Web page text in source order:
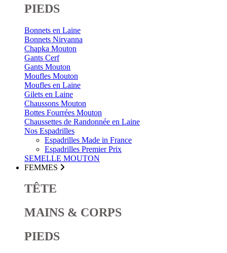
PIEDS
Bonnets en Laine
Bonnets Nirvanna
Chapka Mouton
Gants Cerf
Gants Mouton
Moufles Mouton
Moufles en Laine
Gilets en Laine
Chaussons Mouton
Bottes Fourrées Mouton
Chaussettes de Randonnée en Laine
Nos Espadrilles
Espadrilles Made in France
Espadrilles Premier Prix
SEMELLE MOUTON
FEMMES
TÊTE
MAINS & CORPS
PIEDS